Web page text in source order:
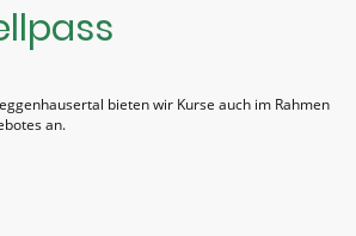
bieten wir Kurse auch im Rahmen
an.